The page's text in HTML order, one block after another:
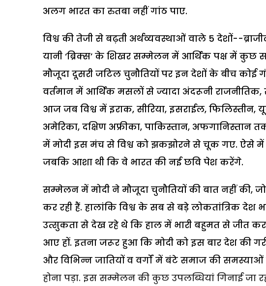
अलग भारत का रुतबा नहीं गांठ पाए.
विश्व की तेजी से बढ़ती अर्थव्यवस्थाओं वाले 5 देशों--
यानी ‘ब्रिक्स’ के शिखर सम्मेलन में आर्थिक पक्ष में
मौजूदा दूसरी जटिल चुनौतियों पर इन देशों के बीच कोई
वर्तमान में आर्थिक मसलों से ज्यादा अंदरूनी
आज जब विश्व में इराक, सीरिया, इसराईल,
अमेरिका, दक्षिण अफ्रीका, पाकिस्तान,
में मोदी इस मंच से विश्व को झकझोरने से चूक गए. ऐसे में
जबकि आशा थी कि वे भारत की नई छवि पेश करेंगे.
सम्मेलन में मोदी ने मौजूदा चुनौतियों की बात नहीं की,
कर रही हैं. हालांकि विश्व के सब से बड़े लोकतांत्रिक देश
उत्सुकता से देख रहे थे कि हाल में भारी बहुमत से जीत
आए हों. इतना जरूर हुआ कि मोदी को इस बार देश की
और विभिन्न जातियों व वर्गों में बंटे समाज की
होना पड़ा. इस सम्मेलन की कुछ उपलब्धियां गिनाई जा